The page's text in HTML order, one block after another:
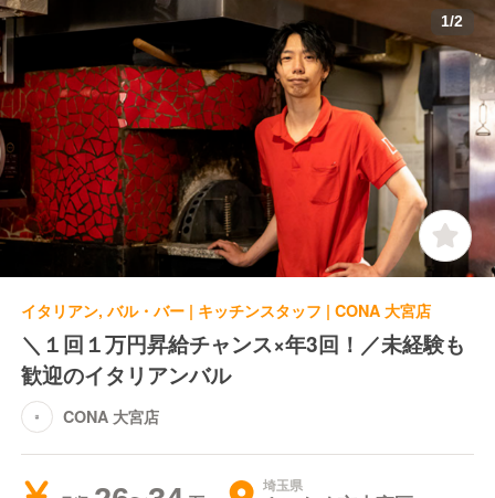
1/2
イタリアン, バル・バー | キッチンスタッフ | CONA 大宮店
＼１回１万円昇給チャンス×年3回！／未経験も
歓迎のイタリアンバル
CONA 大宮店
埼玉県